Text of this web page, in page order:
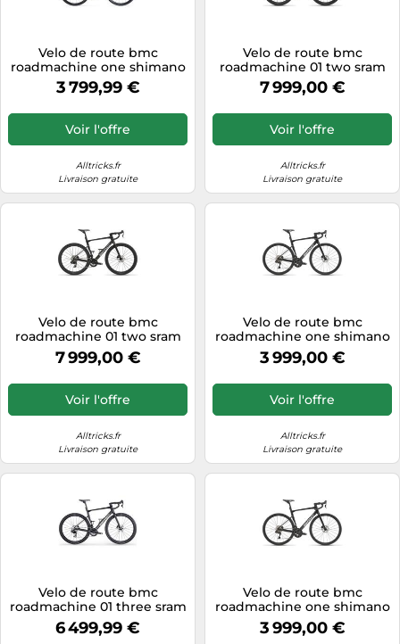
Velo de route bmc
roadmachine one shimano
ultegra di2 12v 700 mm
beige 2026
3 799,99 €
Voir l'offre
Alltricks.fr
Livraison gratuite
Velo de route bmc
roadmachine 01 two sram
force axs 12v 700 mm noir
carbone 2027
7 999,00 €
Voir l'offre
Alltricks.fr
Livraison gratuite
Velo de route bmc
roadmachine 01 two sram
force axs 12v 700 mm noir
carbone 2027
7 999,00 €
Voir l'offre
Alltricks.fr
Livraison gratuite
Velo de route bmc
roadmachine one shimano
ultegra di2 12v 700 mm noir
carbone 2027
3 999,00 €
Voir l'offre
Alltricks.fr
Livraison gratuite
Velo de route bmc
roadmachine 01 three sram
force axs 12v 700 mm noir
2026
6 499,99 €
Velo de route bmc
roadmachine one shimano
ultegra di2 12v 700 mm noir
carbone 2027
3 999,00 €